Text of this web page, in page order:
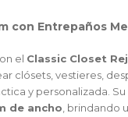
con Entrepaños
el Classic Closet
clósets, vestieres,
y personalizada.
de ancho , brindando